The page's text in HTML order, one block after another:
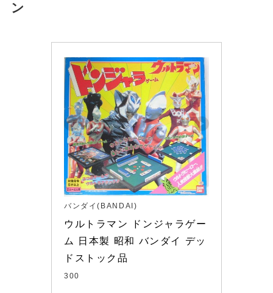
ン
バンダイ(BANDAI)
ウルトラマン ドンジャラゲー
ム 日本製 昭和 バンダイ デッ
ドストック品
300